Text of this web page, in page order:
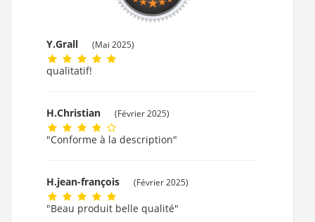
Y.Grall (Mai 2025)
qualitatif!
H.Christian (Février 2025)
"Conforme à la description"
H.jean-françois (Février 2025)
"Beau produit belle qualité"